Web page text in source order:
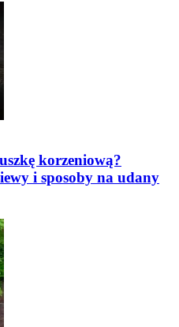
korzeniową?
i sposoby na udany